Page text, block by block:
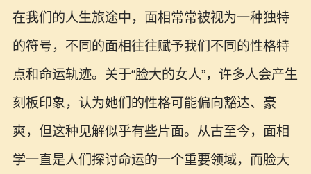
在我们的人生旅途中，面相常常被视为一种独特
的符号，不同的面相往往赋予我们不同的性格特
点和命运轨迹。关于“脸大的女人”，许多人会产生
刻板印象，认为她们的性格可能偏向豁达、豪
爽，但这种见解似乎有些片面。从古至今，面相
学一直是人们探讨命运的一个重要领域，而脸大